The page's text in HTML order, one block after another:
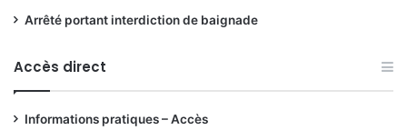
Arrêté portant interdiction de baignade
Accès direct
Informations pratiques – Accès